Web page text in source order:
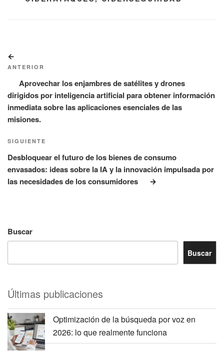
de
entradas
anterior:
ANTERIOR
Aprovechar los enjambres de satélites y drones
dirigidos por inteligencia artificial para obtener información
inmediata sobre las aplicaciones esenciales de las
misiones.
Siguiente
entrada
SIGUIENTE
Desbloquear el futuro de los bienes de consumo
envasados: ideas sobre la IA y la innovación impulsada por
las necesidades de los consumidores
Buscar
Buscar
Últimas publicaciones
Optimización de la búsqueda por voz en
2026: lo que realmente funciona